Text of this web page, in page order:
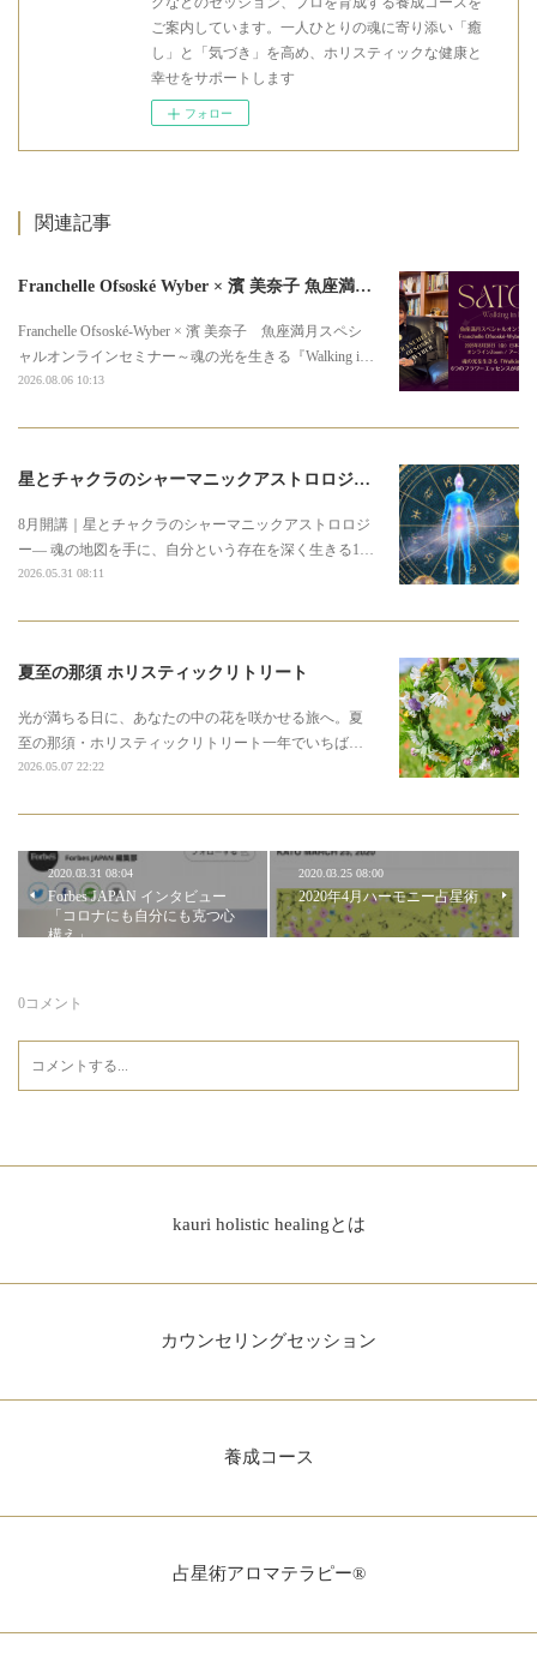
ご案内しています。一人ひとりの魂に寄り添い「癒
し」と「気づき」を高め、ホリスティックな健康と
幸せをサポートします
フォロー
関連記事
Franchelle Ofsoské Wyber × 濱 美奈子 魚座満月スペシャルオンラインセミナー
Franchelle Ofsoské-Wyber × 濱 美奈子 魚座満月スペシ
ャルオンラインセミナー～魂の光を生きる『Walking i…
2026.08.06 10:13
星とチャクラのシャーマニックアストロロジー3期募集のお知らせ
8月開講｜星とチャクラのシャーマニックアストロロジ
ー― 魂の地図を手に、自分という存在を深く生きる1…
2026.05.31 08:11
夏至の那須 ホリスティックリトリート
光が満ちる日に、あなたの中の花を咲かせる旅へ。夏
至の那須・ホリスティックリトリート一年でいちば…
2026.05.07 22:22
2020.03.31 08:04
Forbes JAPAN インタビュー
「コロナにも自分にも克つ心
構え」
2020.03.25 08:00
2020年4月ハーモニー占星術
0コメント
kauri holistic healingとは
カウンセリングセッション
養成コース
占星術アロマテラピー®